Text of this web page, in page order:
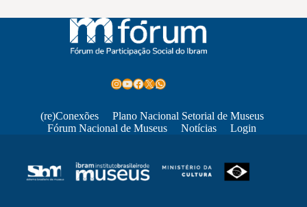
Instagram
Youtube
Facebook
X WhatsApp
(re)Conexões
Plano Nacional Setorial de Museus
Fórum Nacional de Museus
Notícias Login